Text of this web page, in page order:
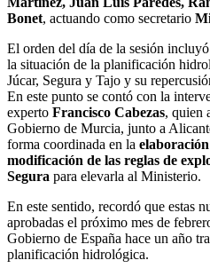
Bonet, actuando como secretario
El orden del día de la sesión
la situación de la planificación
Júcar, Segura y Tajo y su
En este punto se contó con la
experto Francisco Cabezas, quien
Gobierno de Murcia, junto a
forma coordinada en la
modificación de las reglas de
Segura para elevarla al Ministerio.
En este sentido, recordó que estas
aprobadas el próximo mes de
Gobierno de España hace un año
planificación hidrológica.